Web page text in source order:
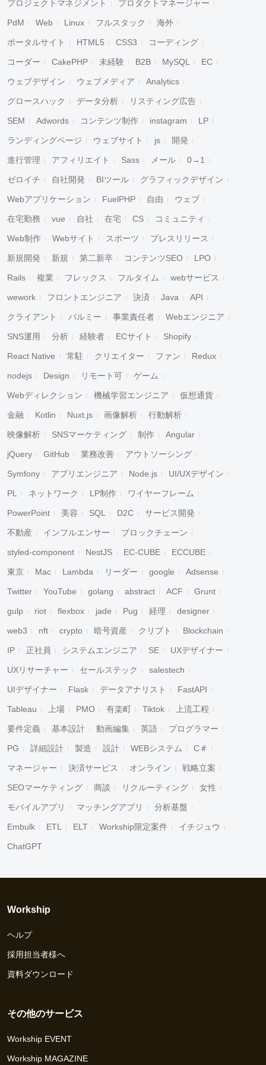
プロジェクトマネジメント プロダクトマネージャー
PdM Web Linux フルスタック 海外
ポータルサイト HTML5 CSS3 コーディング
コーダー CakePHP 未経験 B2B MySQL EC
ウェブデザイン ウェブメディア Analytics
グロースハック データ分析 リスティング広告
SEM Adwords コンテンツ制作 instagram LP
ランディングページ ウェブサイト js 開発
進行管理 アフィリエイト Sass メール 0→1
ゼロイチ 自社開発 BIツール グラフィックデザイン
Webアプリケーション FuelPHP 自由 ウェブ
在宅勤務 vue 自社 在宅 CS コミュニティ
Web制作 Webサイト スポーツ プレスリリース
新規開発 新規 第二新卒 コンテンツSEO LPO
Rails 複業 フレックス フルタイム webサービス
wework フロントエンジニア 決済 Java API
クライアント パルミー 事業責任者 Webエンジニア
SNS運用 分析 経験者 ECサイト Shopify
React Native 常駐 クリエイター ファン Redux
nodejs Design リモート可 ゲーム
Webディレクション 機械学習エンジニア 仮想通貨
金融 Kotlin Nuxt.js 画像解析 行動解析
映像解析 SNSマーケティング 制作 Angular
jQuery GitHub 業務改善 アウトソーシング
Symfony アプリエンジニア Node.js UI/UXデザイン
PL ネットワーク LP制作 ワイヤーフレーム
PowerPoint 美容 SQL D2C サービス開発
不動産 インフルエンサー ブロックチェーン
styled-component NestJS EC-CUBE ECCUBE
東京 Mac Lambda リーダー google Adsense
Twitter YouTube golang abstract ACF Grunt
gulp riot flexbox jade Pug 経理 designer
web3 nft crypto 暗号資産 クリプト Blockchain
IP 正社員 システムエンジニア SE UXデザイナー
UXリサーチャー セールステック salestech
UIデザイナー Flask データアナリスト FastAPI
Tableau 上場 PMO 有楽町 Tiktok 上流工程
要件定義 基本設計 動画編集 英語 プログラマー
PG 詳細設計 製造 設計 WEBシステム C＃
マネージャー 決済サービス オンライン 戦略立案
SEOマーケティング 商談 リクルーティング 女性
モバイルアプリ マッチングアプリ 分析基盤
Embulk ETL ELT Workship限定案件 イチジュウ
ChatGPT
Workship
ヘルプ
採用担当者様へ
資料ダウンロード
その他のサービス
Workship EVENT
Workship MAGAZINE